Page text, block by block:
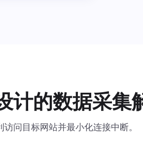
计的数据采集
问目标网站并最小化连接中断。